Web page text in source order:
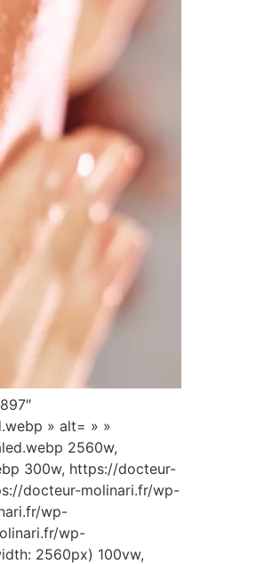
» alt= » »
2560w,
300w, https://docteur-
docteur-molinari.fr/wp-
wp-
wp-
2560px) 100vw,